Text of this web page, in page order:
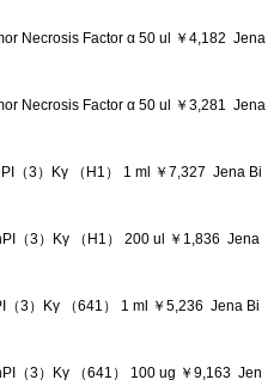
Necrosis Factor α 50 ul ￥4,182 Jena
Necrosis Factor α 50 ul ￥3,281 Jena
（3）Kγ （H1） 1 ml ￥7,327 Jena Bi
（3）Kγ （H1） 200 ul ￥1,836 Jena
3）Kγ （641） 1 ml ￥5,236 Jena Bi
（3）Kγ （641） 100 ug ￥9,163 Jen